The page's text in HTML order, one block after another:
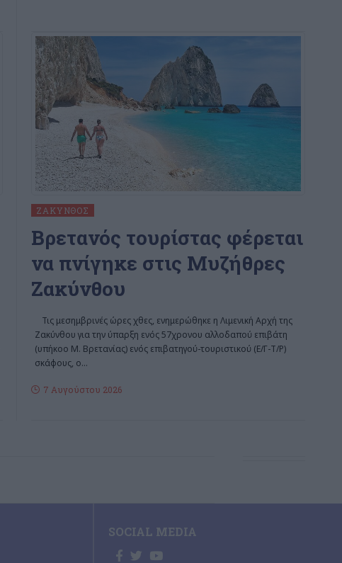
ΖΆΚΥΝΘΟΣ
Bρετανός τουρίστας φέρεται
να πνίγηκε στις Μυζήθρες
Ζακύνθου
Τις μεσημβρινές ώρες χθες, ενημερώθηκε η Λιμενική Αρχή της
Ζακύνθου για την ύπαρξη ενός 57χρονου αλλοδαπού επιβάτη
(υπήκοο Μ. Βρετανίας) ενός επιβατηγού-τουριστικού (Ε/Γ-Τ/Ρ)
σκάφους, ο…
7 Αυγούστου 2026
SOCIAL MEDIA